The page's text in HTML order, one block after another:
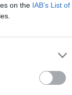
on the IAB’s List of
aicina